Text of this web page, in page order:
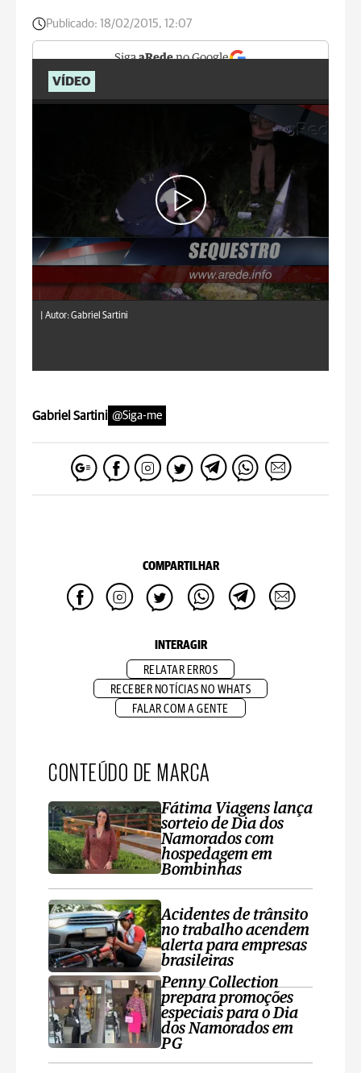
Publicado: 18/02/2015, 12:07
SigaaRedeno Google
VÍDEO
Autor: Gabriel Sartini
Gabriel Sartini @Siga-me
COMPARTILHAR
INTERAGIR
RELATAR ERROS
RECEBER NOTÍCIAS NO WHATS
FALAR COM A GENTE
CONTEÚDO DE MARCA
Fátima Viagens lança
sorteio de Dia dos
Namorados com
hospedagem em
Bombinhas
Acidentes de trânsito
no trabalho acendem
alerta para empresas
brasileiras
Penny Collection
prepara promoções
especiais para o Dia
dos Namorados em
PG